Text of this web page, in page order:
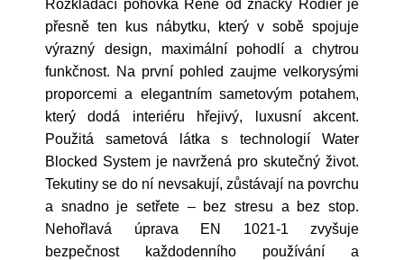
Rozkládací pohovka Rene od značky Rodier je
přesně ten kus nábytku, který v sobě spojuje
výrazný design, maximální pohodlí a chytrou
funkčnost. Na první pohled zaujme velkorysými
proporcemi a elegantním sametovým potahem,
který dodá interiéru hřejivý, luxusní akcent.
Použitá sametová látka s technologií Water
Blocked System je navržená pro skutečný život.
Tekutiny se do ní nevsakují, zůstávají na povrchu
a snadno je setřete – bez stresu a bez stop.
Nehořlavá úprava EN 1021-1 zvyšuje
bezpečnost každodenního používání a